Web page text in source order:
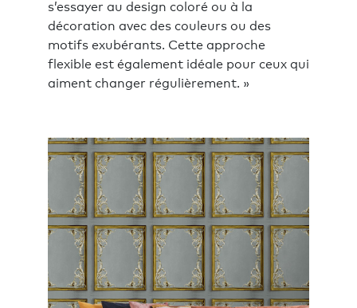
s’essayer au design coloré ou à la
décoration avec des couleurs ou des
motifs exubérants. Cette approche
flexible est également idéale pour ceux qui
aiment changer régulièrement. »